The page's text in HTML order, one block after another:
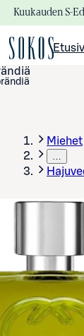
Kuukauden S-
Miehet
…
tuotekuva